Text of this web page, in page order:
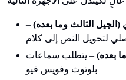
الثالث وما بعده) –
لتحويل النص إلى كلام
بعده) – يتطلب سماعات
بلوتوث وفويس فيو